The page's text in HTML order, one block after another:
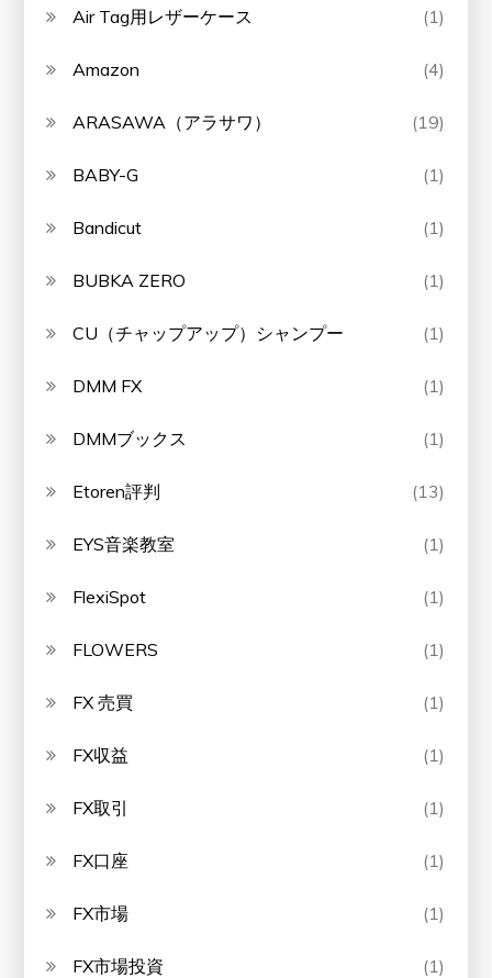
Air Tag用レザーケース (1)
Amazon (4)
ARASAWA（アラサワ） (19)
BABY-G (1)
Bandicut (1)
BUBKA ZERO (1)
CU（チャップアップ）シャンプー (1)
DMM FX (1)
DMMブックス (1)
Etoren評判 (13)
EYS音楽教室 (1)
FlexiSpot (1)
FLOWERS (1)
FX 売買 (1)
FX収益 (1)
FX取引 (1)
FX口座 (1)
FX市場 (1)
FX市場投資 (1)